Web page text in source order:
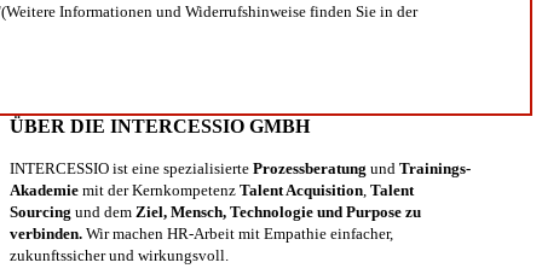
Informationen und Widerrufshinweise finden Sie in der
ÜBER DIE INTERCESSIO GMBH
INTERCESSIO ist eine spezialisierte Prozessberatung und Trainings-
Akademie mit der Kernkompetenz Talent Acquisition Talent
Sourcing und dem Ziel, Mensch, Technologie und Purpose zu
verbinden. Wir machen HR-Arbeit mit Empathie einfacher,
zukunftssicher und wirkungsvoll.